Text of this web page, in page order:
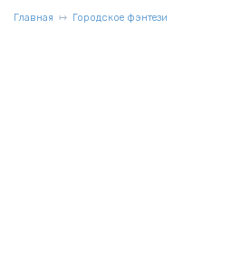
Главная Городское фэнтези